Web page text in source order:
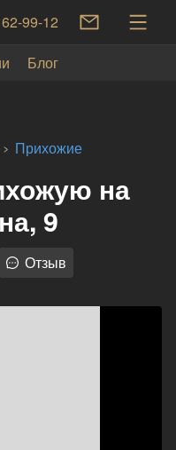
99-12
Блог
Прихожие
на
9
Отзыв